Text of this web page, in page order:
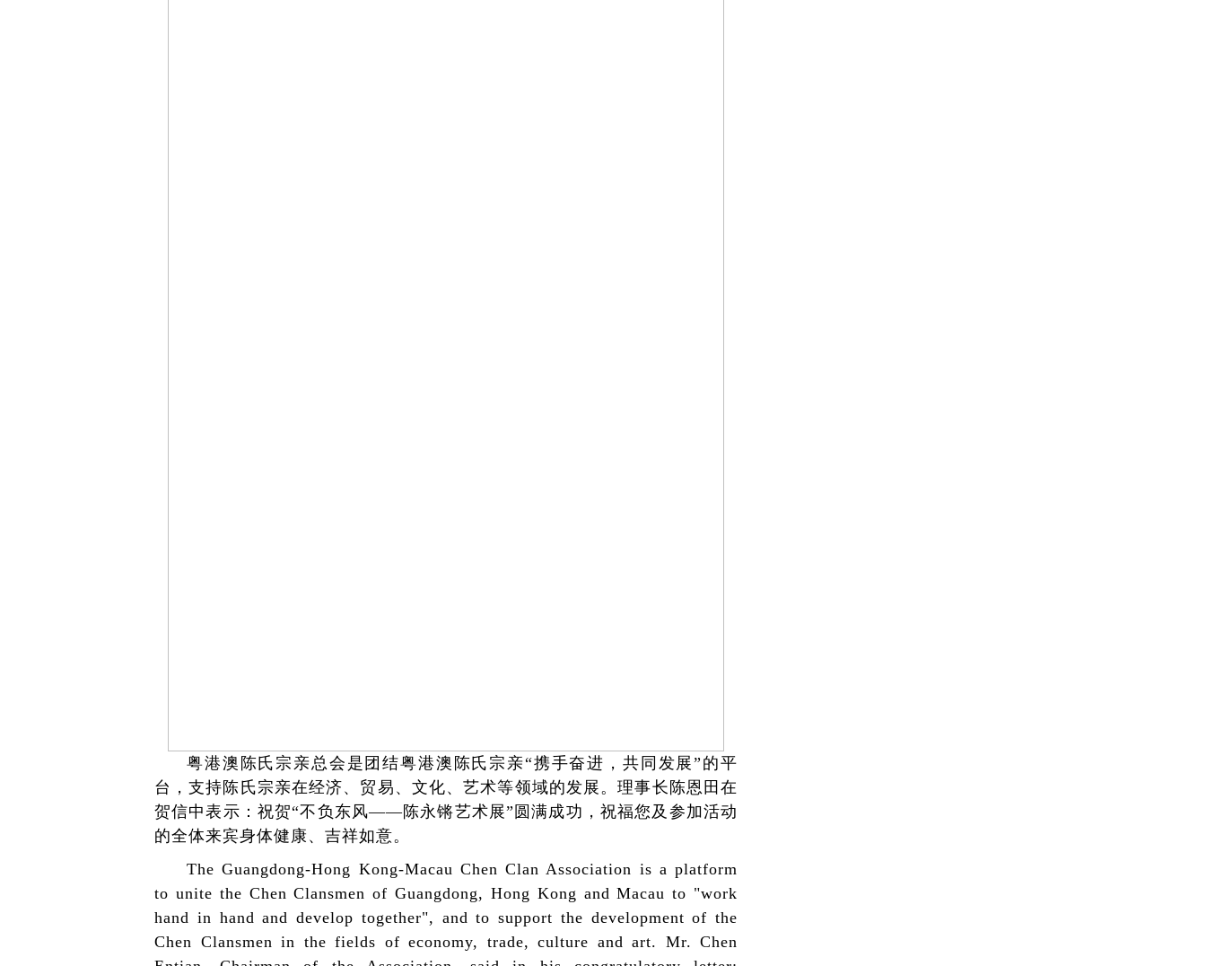
粤港澳陈氏宗亲总会是团结粤港澳陈氏宗亲“携手奋进，共同发展”的平
台，支持陈氏宗亲在经济、贸易、文化、艺术等领域的发展。理事长陈恩田在
贺信中表示：祝贺“不负东风——陈永锵艺术展”圆满成功，祝福您及参加活动
的全体来宾身体健康、吉祥如意。
The Guangdong-Hong Kong-Macau Chen Clan Association is a platform
to unite the Chen Clansmen of Guangdong, Hong Kong and Macau to "work
hand in hand and develop together", and to support the development of the
Chen Clansmen in the fields of economy, trade, culture and art. Mr. Chen